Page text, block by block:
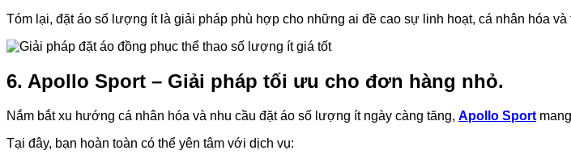
Tóm lại, đặt áo số lượng ít là giải pháp phù hợp cho những ai đề cao sự linh hoạt, cá nhân hóa
6. Apollo Sport – Giải pháp tối ưu cho đơn hàng nhỏ.
Nắm bắt xu hướng cá nhân hóa và nhu cầu đặt áo số lượng ít ngày càng tăng, Apollo Sport
Tại đây, bạn hoàn toàn có thể yên tâm với dịch vụ: